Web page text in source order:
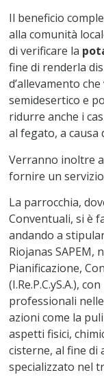
Il beneficio
alla comunità
di verificare la
fine di renderla
d’allevamento
semidesertico e
ridurre anche i
al fegato, a causa
Verranno inoltre
fornire un
La parrocchia,
Conventuali, si è
andando a
Riojanas SAPEM,
Pianificazione,
(I.Re.P.C.yS.A.),
professionali
azioni come la
aspetti fisici,
cisterne, al fine di
specializzato nel